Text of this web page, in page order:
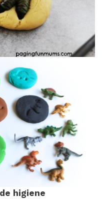
higiene